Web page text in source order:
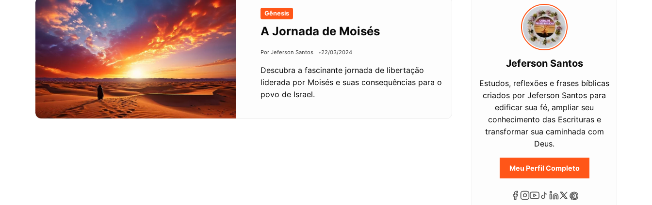
Gênesis
A Jornada de Moisés
Por Jeferson Santos 22/03/2024
Descubra a fascinante jornada de libertação
liderada por Moisés e suas consequências para o
povo de Israel.
Jeferson Santos
Estudos, reflexões e frases bíblicas
criados por Jeferson Santos para
edificar sua fé, ampliar seu
conhecimento das Escrituras e
transformar sua caminhada com
Deus.
Meu Perfil Completo